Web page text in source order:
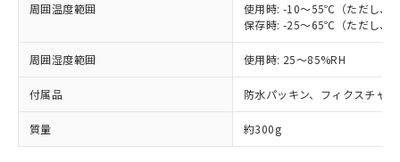
周囲温度範囲
使用時: -10～55℃（ただし、
保存時: -25～65℃（ただし、
周囲湿度範囲 使用時: 25～85%RH
付属品 防水パッキン、フィクスチャ
質量 約300g
在庫状況および標準価格結果を当社の
事前の承諾なく第三者に漏洩または開
示しないようお願いします。
マイパーツ機能（部品リスト作成サー
ビス）をご利用いただくには、I-Web
メンバーズにご登録されている必要が
お客様が当ウェブサイト上で当社にご
部品在庫の切り替え状況などにより、予定
月が前後することがあります。
「ｅ」：有害物質（10物質）のすべてが基
準値以下であることを示します。
「10」：通常の使用状況下において有害物
質が外部に漏えいし、環境に深刻な影響を
及ぼさない年数を意味します。
「－」：未確認です。当社販売部門へお問
当社は、貴社製品を第三者に販売する
場合は、上記1、2および3の内容を当
該第三者に通知します。また当社は、
販売先および販売に係わる関係者が違
法に輸出するおそれがある場合は、取
り引きをいたしません。
機器販売店・当社販売員にご確
受注生産機種、また在庫状況の
情報を公開していない機種